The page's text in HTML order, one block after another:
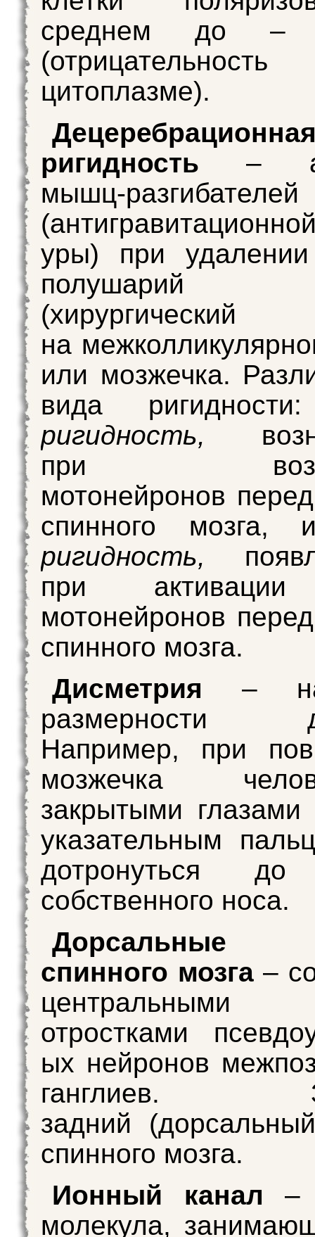
среднем до
цитоплазме).
ригидность –
мышц-разгибателей
уры) при
полушарий
на
или мозжечка.
вида
ригидность,
при
мотонейронов
спинного
ригидность,
при
мотонейронов
спинного мозга.
Дисметрия –
размерности
Например, при
мозжечка
закрытыми
указательным
дотронуться до
собственного носа.
Дорсальные
спинного мозга–
центральными
отростками
ых нейронов
ганглиев.
задний
спинного мозга.
Ионный канал –
молекула,